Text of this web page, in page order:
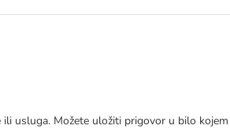
usluga. Možete uložiti prigovor u bilo